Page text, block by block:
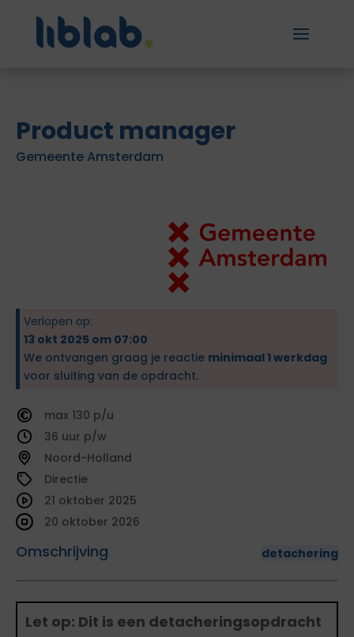
Product manager
Gemeente Amsterdam
Verlopen op:
13 okt 2025 om 07:00
We ontvangen graag je reactie minimaal 1 werkdag
voor sluiting van de opdracht.
130
36
Noord-Holland
Directie
Omschrijving detachering
21 oktober 2025
20 oktober 2026
Let op: Dit is een detacheringsopdracht